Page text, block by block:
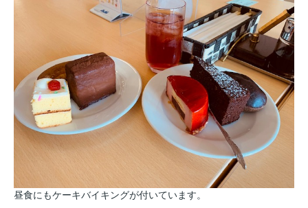
昼食にもケーキバイキングが付いています。